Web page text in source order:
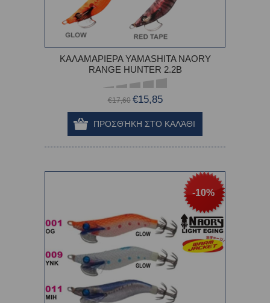
ΚΑΛΑΜΑΡΙΕΡΑ YAMASHITA NAORY
RANGE HUNTER 2.2B
€17,60 €15,85
-10%